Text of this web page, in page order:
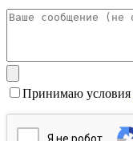
Принимаю условия
Я нe poбoт